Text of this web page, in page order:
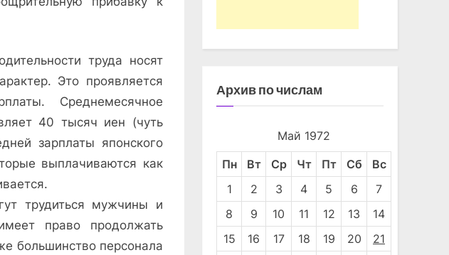
труда носят
Это проявляется
Среднемесячное
40 тысяч иен (чуть
зарплаты японского
выплачиваются как
трудиться мужчины и
право продолжать
большинство персонала
Архив по числам
Май 1972
Пн Вт Ср Чт Пт Сб
Вс
1
2 3 4 5 6
7
8
9 10 11 12 13
14
15
16 17 18 19 20
21